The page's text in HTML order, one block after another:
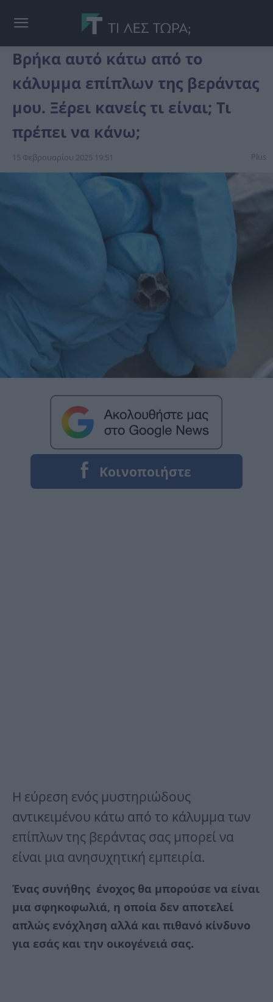
Βρήκα αυτό κάτω από το
κάλυμμα επίπλων της βεράντας
μου. Ξέρει κανείς τι είναι; Τι
πρέπει να κάνω;
15 Φεβρουαρίου 2025 19:51 Plus
Η εύρεση ενός μυστηριώδους
αντικειμένου κάτω από το κάλυμμα των
επίπλων της βεράντας σας μπορεί να
είναι μια ανησυχητική εμπειρία.
Ένας συνήθης ένοχος θα μπορούσε να είναι
μια σφηκοφωλιά, η οποία δεν αποτελεί
απλώς ενόχληση αλλά και πιθανό κίνδυνο
για εσάς και την οικογένειά σας.